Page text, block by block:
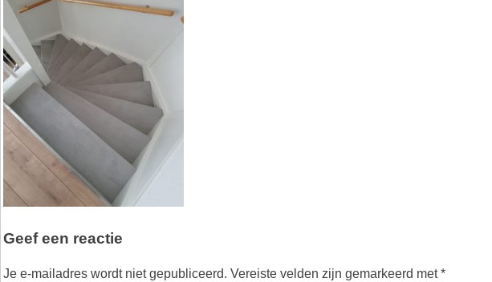
Geef een reactie
Je e-mailadres wordt niet gepubliceerd. Vereiste velden zijn gemarkeerd met*